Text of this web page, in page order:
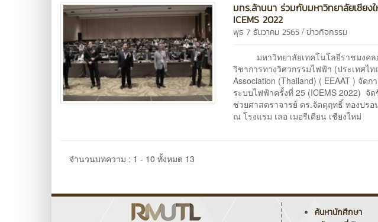
มทร.ล้านนา ร่วมกับมหาวิทยาลัยเชียง
ICEMS 2022
พุธ 7 ธันวาคม 2565 /ข่าวกิจกรรม
มหาวิทยาลัยเทคโนโลยีราชมงคลล้
วิชาการทางวิศวกรรมไฟฟ้า (ประเทศไท
Association (Thailand) ( EEAAT ) จัด
ระบบไฟฟ้าครั้งที่ 25 (ICEMS 2022) จั
ช่วยศาสตราจารย์ ดร.จัตตุฤทธิ์ ทองปร
ณ โรงแรม เลอ เมอรีเดียน เชียงใ
จำนวนบทความ : 1 - 10 ทั้งหมด 13
ค้นหานักศึกษา